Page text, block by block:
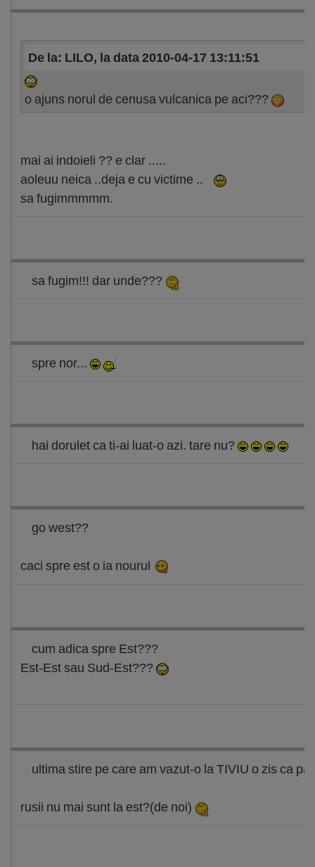
De la: LILO, la data 2010-04-17 13:11:51
o ajuns norul de cenusa vulcanica pe aci???
mai ai indoieli ?? e clar .....
aoleuu neica ..deja e cu victime ..
sa fugimmmmm.
sa fugim!!! dar unde???
spre nor...
hai dorulet ca ti-ai luat-o azi. tare nu?
go west??
caci spre est o ia nourul
cum adica spre Est???
Est-Est sau Sud-Est???
ultima stire pe care am vazut-o la TIVIU o zis ca
rusii nu mai sunt la est?(de noi)